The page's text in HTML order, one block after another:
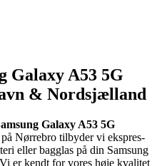
Galaxy A53 5G
& Nordsjælland
Galaxy A53 5G
Nørrebro tilbyder vi ekspres-
eller bagglas på din Samsung
er kendt for vores høje kvalitet